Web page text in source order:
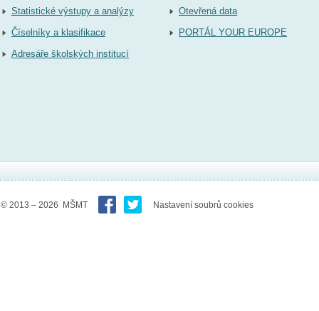
Statistické výstupy a analýzy
Číselníky a klasifikace
Adresáře školských institucí
Otevřená data
PORTÁL YOUR EUROPE
© 2013 – 2026 MŠMT Nastavení soubrů cookies